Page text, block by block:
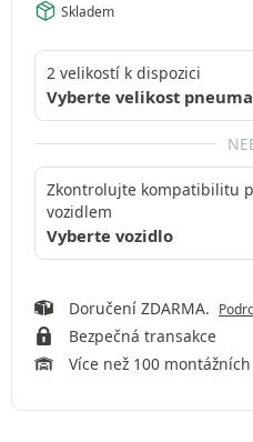
Skladem
2 velikostí k dispozici
Vyberte velikost
Zkontrolujte kompatibilitu
vozidlem
Vyberte vozidlo
Doručení ZDARMA.
Bezpečná transakce
Více než 100